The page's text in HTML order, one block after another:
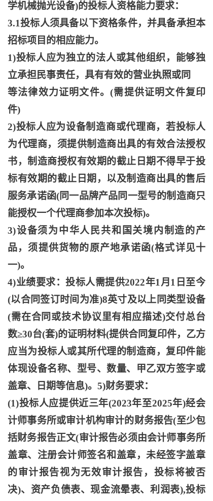
学机械抛光设备)的投标人资格能力要求：
3.1投标人须具备以下资格条件，并具备承担本
招标项目的相应能力。
1)投标人应为独立的法人或其他组织，能够独
立承担民事责任，具有有效的营业执照或同
等法律效力证明文件。(需提供证明文件复印
件)
2)投标人应为设备制造商或代理商，若投标人
为代理商，须提供制造商出具的有效合法授权
书，制造商授权有效期的截止日期不得早于投
标有效期的截止日期，以及制造商出具的售后
服务承诺函(同一品牌产品同一型号的制造商只
能授权一个代理商参加本次投标)。
3)设备须为中华人民共和国关境内制造的产
品，须提供货物的原产地承诺函(格式详见十
一)。
4)业绩要求：投标人需提供2022年1月1日至今
(以合同签订时间为准)8英寸及以上同类型设备
(需在合同或技术协议里有相应描述)交付总台
数≥30台(套)的证明材料(提供合同复印件，乙方
应当为投标人或其所代理的制造商，复印件能
体现设备名称、型号、数量、甲乙双方签字或
盖章、日期等信息)。5)财务要求：
(1)投标人应提供近三年(2023年至2025年)经会
计师事务所或审计机构审计的财务报告(至少包
括财务报告正文(审计报告必须由会计师事务所
盖章、注册会计师签名和盖章，未经签字盖章
的审计报告视为无效审计报告，投标将被否
决)、资产负债表、现金流晕表、利润表),投标